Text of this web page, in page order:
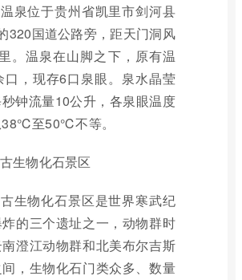
泉位于贵州省凯里市剑河县
320国道公路旁，距天门洞风
。温泉在山脚之下，原有温
口，现存6口泉眼。泉水晶莹
钟流量10公升，各泉眼温度
38℃至50℃不等。
生物化石景区
生物化石景区是世界寒武纪
的三个遗址之一，动物群时
澄江动物群和北美布尔吉斯
，生物化石门类众多、数量